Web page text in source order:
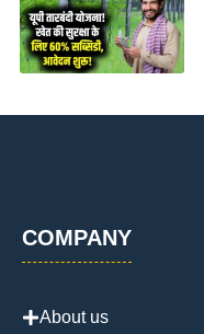
COMPANY
About us